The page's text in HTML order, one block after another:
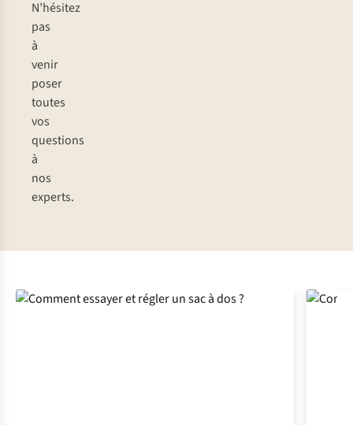
N’hésitez
pas
à
venir
poser
toutes
vos
questions
à
nos
experts.